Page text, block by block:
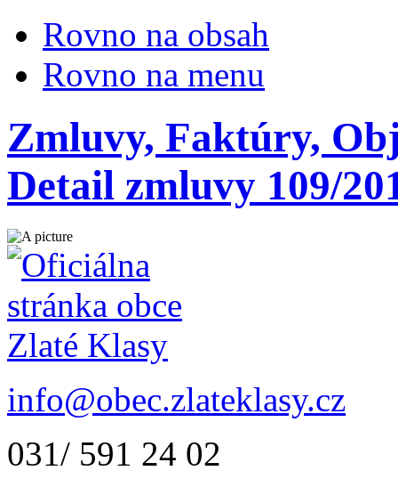
Rovno na obsah
Rovno na menu
Zmluvy, Faktúry,
Detail zmluvy 109/
info@obec.zlateklasy.cz
031/ 591 24 02